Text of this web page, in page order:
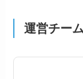
運営チー